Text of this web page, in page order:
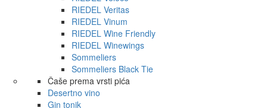
RIEDEL Veritas
RIEDEL Vinum
RIEDEL Wine Friendly
RIEDEL Winewings
Sommeliers
Sommeliers Black Tie
Čaše prema vrsti pića
Desertno vino
Gin tonik